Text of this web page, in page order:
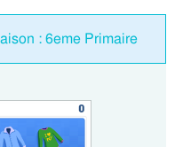
: 6eme Primaire